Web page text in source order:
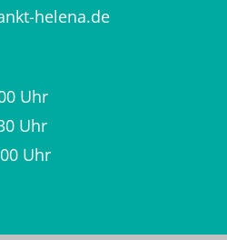
helena.de
Uhr
Uhr
Uhr